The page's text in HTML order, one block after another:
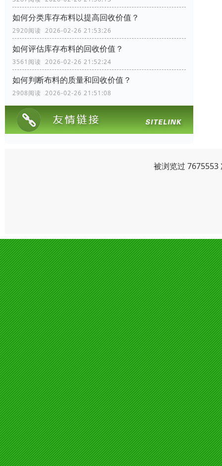
如何分类库存布料以提高回收价值？
2920阅读 2026-02-26 21:53:26
如何评估库存布料的回收价值？
3561阅读 2026-02-26 21:52:24
如何判断布料的质量和回收价值？
2908阅读 2026-02-26 21:51:08
被浏览过